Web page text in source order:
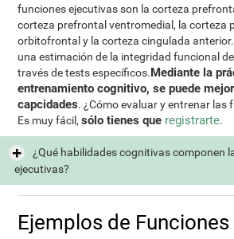
funciones ejecutivas son la corteza
corteza prefrontal ventromedial, la corteza
orbitofrontal y la corteza cingulada
una estimación de la integridad funcional
través de tests específicos.Mediante la
entrenamiento cognitivo, se puede
capcidades. ¿Cómo evaluar y entrenar las
Es muy fácil,sólo tienes que registrarte.
¿Qué habilidades cognitivas componen
ejecutivas?
Ejemplos de